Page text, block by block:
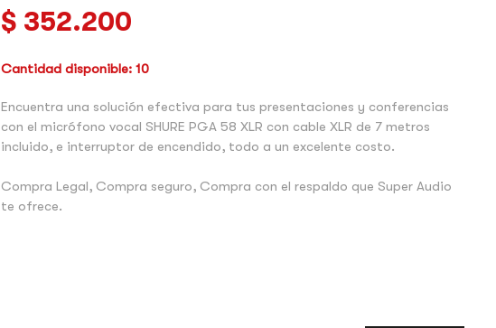
$352.200
Cantidad disponible: 10
Encuentra una solución efectiva para tus presentaciones y conferencias
con el micrófono vocal SHURE PGA 58 XLR con cable XLR de 7 metros
incluido, e interruptor de encendido, todo a un excelente costo.
Compra Legal, Compra seguro, Compra con el respaldo que Super Audio
te ofrece.